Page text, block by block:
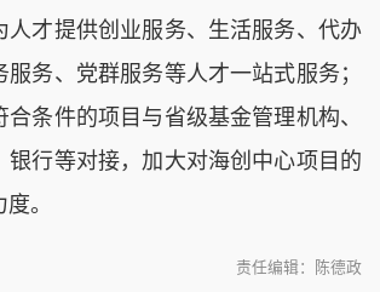
人才提供创业服务、生活服务、代办
务、党群服务等人才一站式服务；
条件的项目与省级基金管理机构、
银行等对接，加大对海创中心项目的
。
责任编辑：陈德政